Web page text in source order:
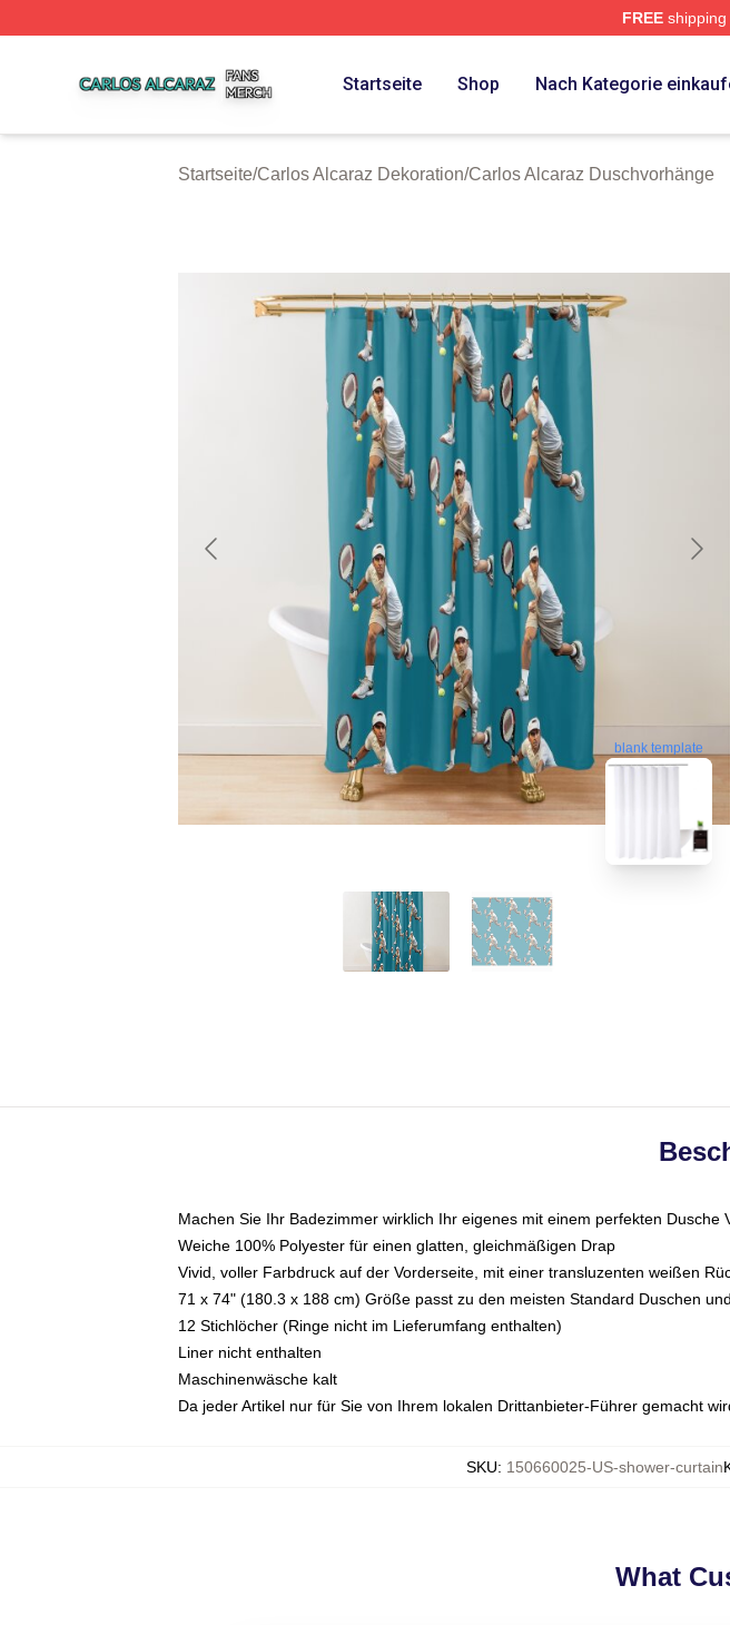
FREEshipping
Startseite Shop Nach Kategorie
Startseite/Carlos Alcaraz Dekoration/Carlos Alcaraz Duschvorhänge
blank template
Machen Sie Ihr Badezimmer wirklich Ihr eigenes mit einem perfekten Dusche
Weiche 100% Polyester für einen glatten, gleichmäßigen Drap
Vivid, voller Farbdruck auf der Vorderseite, mit einer transluzenten weißen
71 x 74" (180.3 x 188 cm) Größe passt zu den meisten Standard Duschen
12 Stichlöcher (Ringe nicht im Lieferumfang enthalten)
Liner nicht enthalten
Maschinenwäsche kalt
Da jeder Artikel nur für Sie von Ihrem lokalen Drittanbieter-Führer gemacht
SKU: 150660025-US-shower-curtain
What